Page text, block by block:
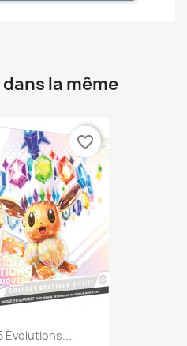
la même
Évolutions...
favorite_border